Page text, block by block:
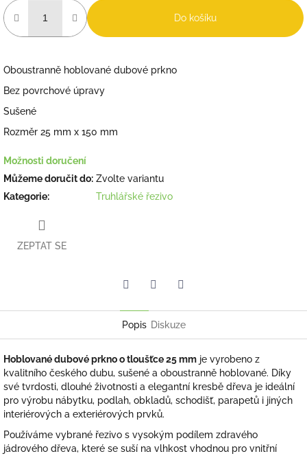
Do košíku
Oboustranně hoblované dubové prkno
Bez povrchové úpravy
Sušené
Rozměr 25 mm x 150 mm
Možnosti doručení
Můžeme doručit do: Zvolte variantu
Kategorie: Truhlářské řezivo
ZEPTAT SE
Popis Diskuze
Hoblované dubové prkno o tloušťce 25 mm je vyrobeno z
kvalitního českého dubu, sušené a oboustranně hoblované. Díky
své tvrdosti, dlouhé životnosti a elegantní kresbě dřeva je ideální
pro výrobu nábytku, podlah, obkladů, schodišť, parapetů i jiných
interiérových a exteriérových prvků.
Používáme vybrané řezivo s vysokým podílem zdravého
jádrového dřeva, které se suší na vlhkost vhodnou pro vnitřní